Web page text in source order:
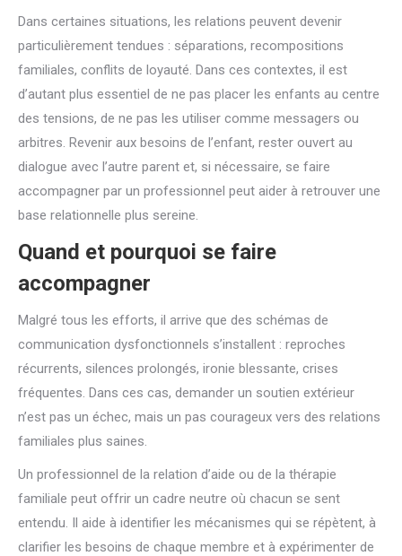
Dans certaines situations, les relations peuvent devenir
particulièrement tendues : séparations, recompositions
familiales, conflits de loyauté. Dans ces contextes, il est
d’autant plus essentiel de ne pas placer les enfants au centre
des tensions, de ne pas les utiliser comme messagers ou
arbitres. Revenir aux besoins de l’enfant, rester ouvert au
dialogue avec l’autre parent et, si nécessaire, se faire
accompagner par un professionnel peut aider à retrouver une
base relationnelle plus sereine.
Quand et pourquoi se faire
accompagner
Malgré tous les efforts, il arrive que des schémas de
communication dysfonctionnels s’installent : reproches
récurrents, silences prolongés, ironie blessante, crises
fréquentes. Dans ces cas, demander un soutien extérieur
n’est pas un échec, mais un pas courageux vers des relations
familiales plus saines.
Un professionnel de la relation d’aide ou de la thérapie
familiale peut offrir un cadre neutre où chacun se sent
entendu. Il aide à identifier les mécanismes qui se répètent, à
clarifier les besoins de chaque membre et à expérimenter de